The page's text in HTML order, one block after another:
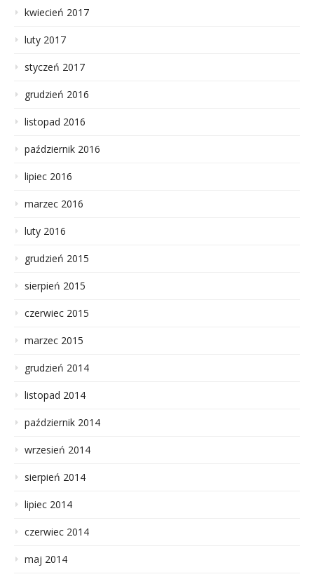
kwiecień 2017
luty 2017
styczeń 2017
grudzień 2016
listopad 2016
październik 2016
lipiec 2016
marzec 2016
luty 2016
grudzień 2015
sierpień 2015
czerwiec 2015
marzec 2015
grudzień 2014
listopad 2014
październik 2014
wrzesień 2014
sierpień 2014
lipiec 2014
czerwiec 2014
maj 2014